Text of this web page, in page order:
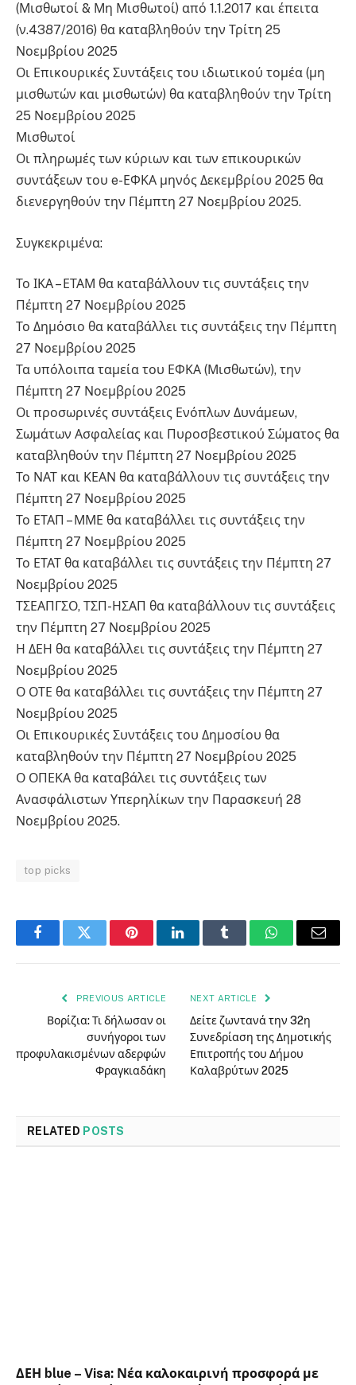
(Μισθωτοί & Μη Μισθωτοί) από 1.1.2017 και έπειτα
(ν.4387/2016) θα καταβληθούν την Τρίτη 25
Νοεμβρίου 2025
Οι Επικουρικές Συντάξεις του ιδιωτικού τομέα (μη
μισθωτών και μισθωτών) θα καταβληθούν την Τρίτη
25 Νοεμβρίου 2025
Μισθωτοί
Οι πληρωμές των κύριων και των επικουρικών
συντάξεων του e-ΕΦΚΑ μηνός Δεκεμβρίου 2025 θα
διενεργηθούν την Πέμπτη 27 Νοεμβρίου 2025.
Συγκεκριμένα:
Το ΙΚΑ – ΕΤΑΜ θα καταβάλλουν τις συντάξεις την
Πέμπτη 27 Νοεμβρίου 2025
Το Δημόσιο θα καταβάλλει τις συντάξεις την Πέμπτη
27 Νοεμβρίου 2025
Τα υπόλοιπα ταμεία του ΕΦΚΑ (Μισθωτών), την
Πέμπτη 27 Νοεμβρίου 2025
Οι προσωρινές συντάξεις Ενόπλων Δυνάμεων,
Σωμάτων Ασφαλείας και Πυροσβεστικού Σώματος θα
καταβληθούν την Πέμπτη 27 Νοεμβρίου 2025
Το ΝΑΤ και ΚΕΑΝ θα καταβάλλουν τις συντάξεις την
Πέμπτη 27 Νοεμβρίου 2025
Το ΕΤΑΠ – ΜΜΕ θα καταβάλλει τις συντάξεις την
Πέμπτη 27 Νοεμβρίου 2025
Το ΕΤΑΤ θα καταβάλλει τις συντάξεις την Πέμπτη 27
Νοεμβρίου 2025
ΤΣΕΑΠΓΣΟ, ΤΣΠ-ΗΣΑΠ θα καταβάλλουν τις συντάξεις
την Πέμπτη 27 Νοεμβρίου 2025
Η ΔΕΗ θα καταβάλλει τις συντάξεις την Πέμπτη 27
Νοεμβρίου 2025
Ο ΟΤΕ θα καταβάλλει τις συντάξεις την Πέμπτη 27
Νοεμβρίου 2025
Οι Επικουρικές Συντάξεις του Δημοσίου θα
καταβληθούν την Πέμπτη 27 Νοεμβρίου 2025
Ο ΟΠΕΚΑ θα καταβάλει τις συντάξεις των
Ανασφάλιστων Υπερηλίκων την Παρασκευή 28
Νοεμβρίου 2025.
top picks
FacebookTwitter PinterestLinkedInTumblr WhatsAppEmail
PREVIOUS ARTICLE
Βορίζια: Τι δήλωσαν οι
συνήγοροι των
προφυλακισμένων αδερφών
Φραγκιαδάκη
NEXT ARTICLE
Δείτε ζωντανά την 32η
Συνεδρίαση της Δημοτικής
Επιτροπής του Δήμου
Καλαβρύτων 2025
RELATED POSTS
ΔΕΗ blue – Visa: Νέα καλοκαιρινή προσφορά με